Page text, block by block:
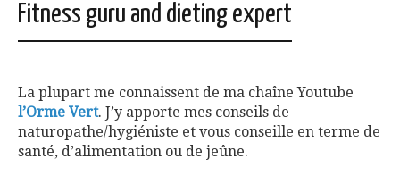
Fitness guru and dieting expert
La plupart me connaissent de ma chaîne Youtube
l’Orme Vert. J’y apporte mes conseils de
naturopathe/hygiéniste et vous conseille en terme de
santé, d’alimentation ou de jeûne.